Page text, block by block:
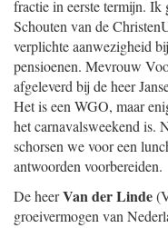
fractie in eerste termijn. Ik
Schouten van de
verplichte aanwezigheid
pensioenen. Mevrouw
afgeleverd bij de heer
Het is een WGO, maar
het carnavalsweekend is.
schorsen we voor een
antwoorden voorbereiden.
De heerVan der Linde
groeivermogen van